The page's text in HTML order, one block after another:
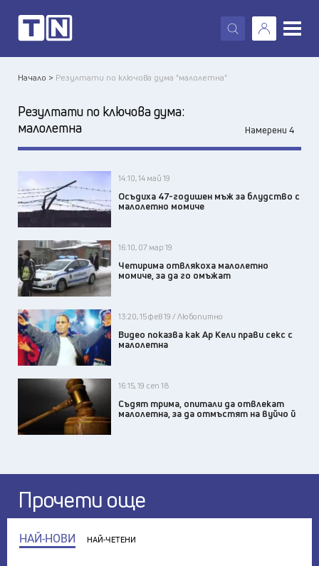
X
Начало > Резултати по ключова дума "малолетна"
Резултати по ключова дума:
малолетна
Намерени 4
14:10, 14 май 19
Осъдиха 47-годишен мъж за блудство с
малолетно момиче
16:10, 07 мар 19
Четирима отвлякоха малолетно
момиче, за да го омъжат
13:20, 15 фев 19 / Любопитно
Видео показва как Ар Кели прави секс с
малолетна
16:15, 19 сеп 18
Съдят трима, опитали да отвлекат
малолетна, за да отмъстят на вуйчо й
Прочети още
НАЙ-НОВИ НАЙ-ЧЕТЕНИ